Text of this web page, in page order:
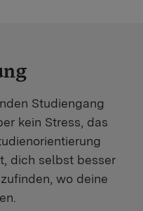
Studiengang
kein Stress, das
dich selbst besser
wo deine